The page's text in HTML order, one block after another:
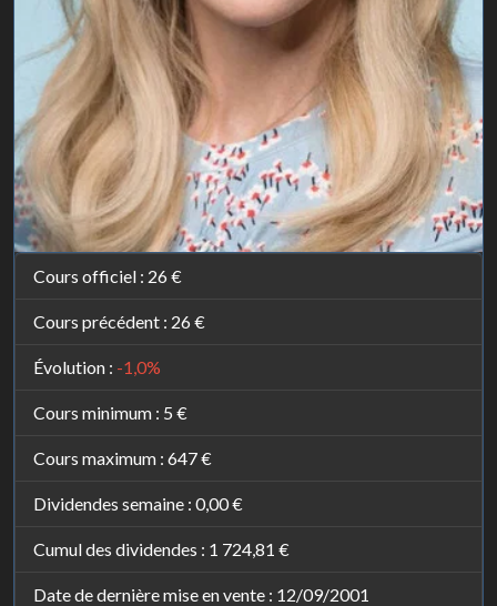
Cours officiel : 26 €
Cours précédent : 26 €
Évolution : -1,0%
Cours minimum : 5 €
Cours maximum : 647 €
Dividendes semaine : 0,00 €
Cumul des dividendes : 1 724,81 €
Date de dernière mise en vente : 12/09/2001